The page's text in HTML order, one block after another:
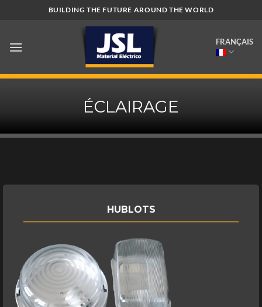
BUILDING THE FUTURE AROUND THE WORLD
FRANÇAIS
ÉCLAIRAGE
HUBLOTS